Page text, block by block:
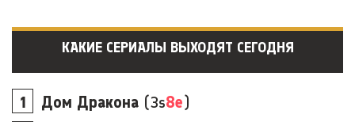
КАКИЕ СЕРИАЛЫ ВЫХОДЯТ СЕГОДНЯ
Дом Дракона (3s8e)